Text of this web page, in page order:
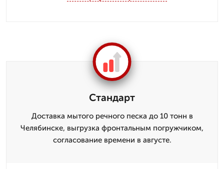
Стандарт
Доставка мытого речного песка до 10 тонн в
Челябинске, выгрузка фронтальным погружчиком,
согласование времени в августе.